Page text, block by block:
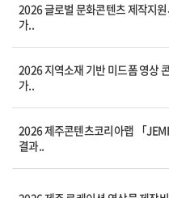
2026 글로벌 문화콘텐츠 제작지
가..
2026 지역소재 기반 미드폼 영상
가..
2026 제주콘텐츠코리아랩 「
결과..